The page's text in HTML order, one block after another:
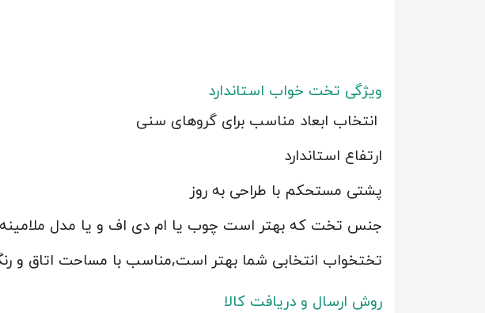
ویژگی تخت خواب استاندارد
انتخاب ابعاد مناسب برای گروهای سنی
ارتفاع استاندارد
پشتی مستحکم با طراحی به روز
جنس تخت که بهتر است چوب یا ام دی اف و یا مدل ملامینه
تختخواب انتخابی شما بهتر است,مناسب با مساحت اتاق و
روش ارسال و دریافت کالا